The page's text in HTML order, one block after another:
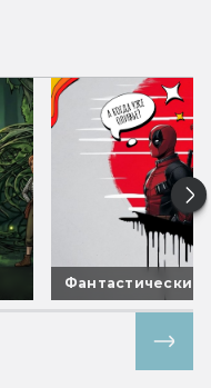
Фантастические